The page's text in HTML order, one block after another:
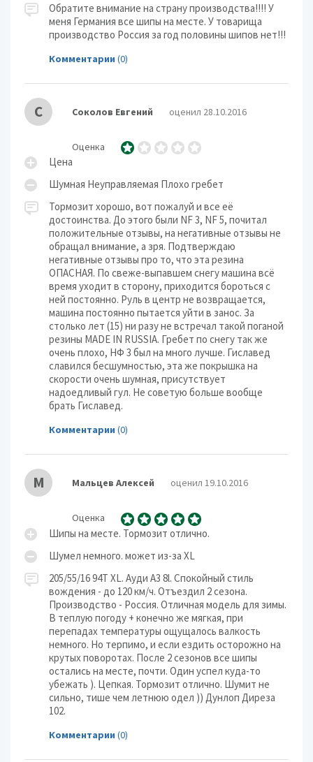
Обратите внимание на страну производства!!!! У
меня Германия все шипы на месте. У товарища
производство Россия за год половины шипов нет!!!
Комментарии (0)
С Соколов Евгений оценил 28.10.2016
Оценка
Цена
Шумная Неуправляемая Плохо гребет
Тормозит хорошо, вот пожалуй и все её
достоинства. До этого были NF 3, NF 5, почитал
положительные отзывы, на негативные отзывы не
обращал внимание, а зря. Подтверждаю
негативные отзывы про то, что эта резина
ОПАСНАЯ. По свеже-выпавшем снегу машина всё
время уходит в сторону, приходится бороться с
ней постоянно. Руль в центр не возвращается,
машина постоянно пытается уйти в занос. За
столько лет (15) ни разу не встречал такой поганой
резины MADE IN RUSSIA. Гребет по снегу так же
очень плохо, НФ 3 был на много лучше. Гиславед
славился бесшумностью, эта же покрышка на
скорости очень шумная, присутствует
надоедливый гул. Не советую больше вообще
брать Гиславед.
Комментарии (0)
М Мальцев Алексей оценил 19.10.2016
Оценка
Шипы на месте. Тормозит отлично.
Шумел немного. может из-за XL
205/55/16 94Т XL. Ауди А3 8l. Спокойный стиль
вождения - до 120 км/ч. Отъездил 2 сезона.
Производство - Россия. Отличная модель для зимы.
В теплую погоду + конечно же мягкая, при
перепадах температуры ощущалось валкость
немного. Но терпимо, и если ездить осторожно на
крутых поворотах. После 2 сезонов все шипы
остались на месте, почти. Один успел куда-то
убежать ). Цепкая. Тормозит отлично. Шумит не
сильно, тише чем летнюю одел )) Дунлоп Диреза
102.
Комментарии (0)